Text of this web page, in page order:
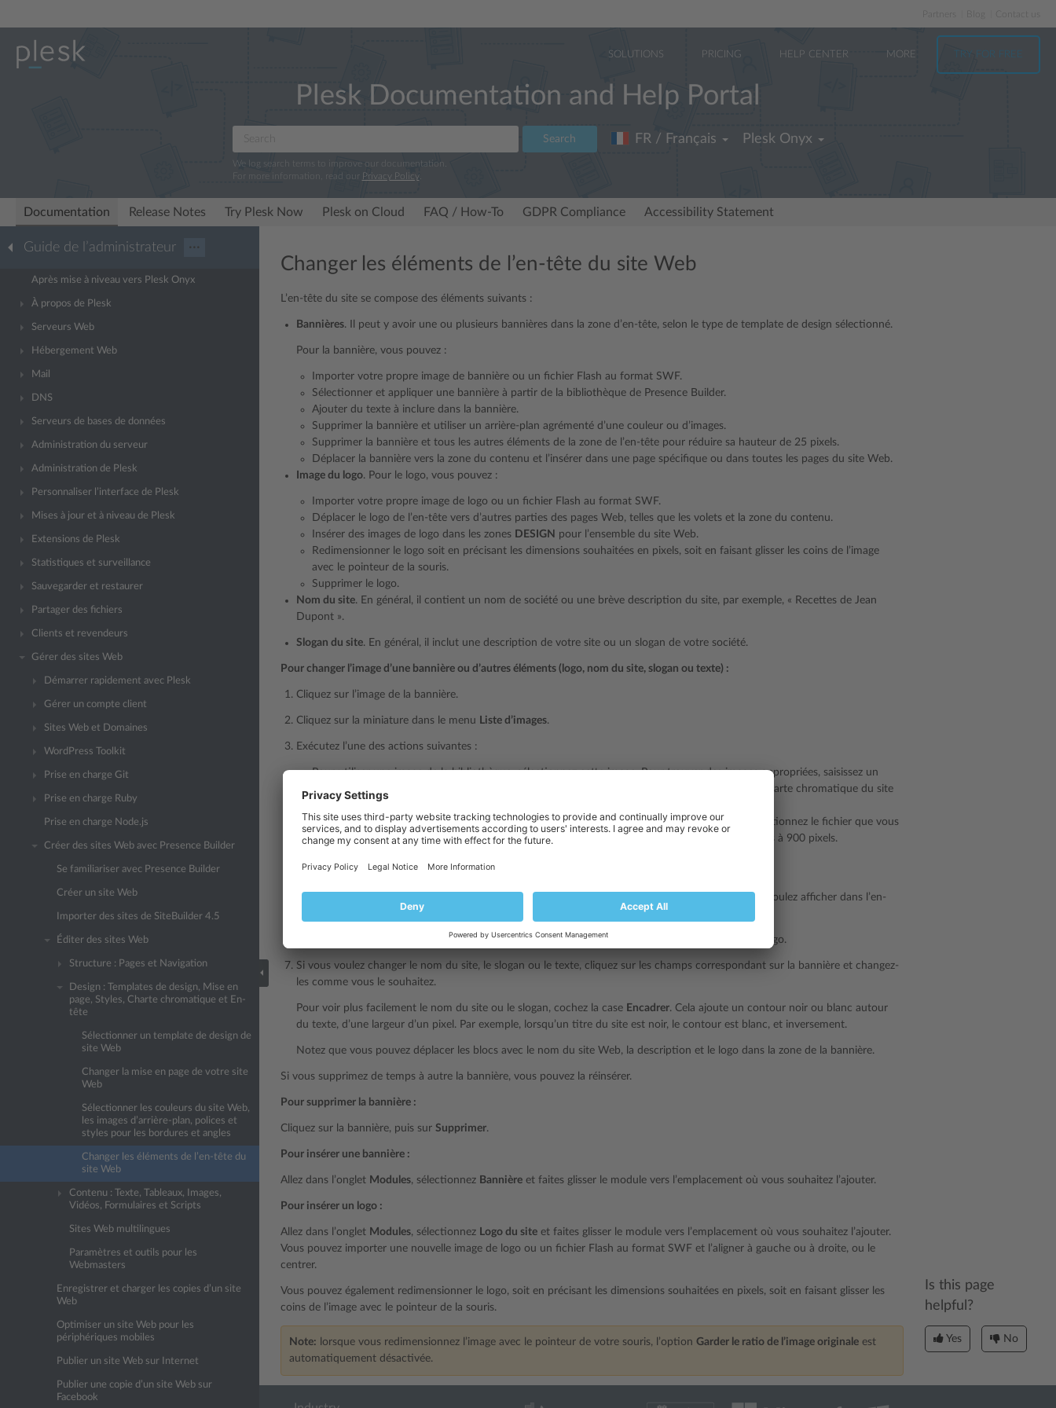
Partners
SOLUTIONS PRICING HELP CENTER MORE TRY FOR FREE
Plesk Documentation and Help Portal
Search
We log search terms to improve our documentation.
For more information, read our Privacy Policy.
FR / Français Plesk Onyx
Documentation Release Notes Try Plesk Now Plesk on Cloud FAQ / How-To GDPR Compliance Accessibility Statement
Guide de l’administrateur ···
Après mise à niveau vers Plesk Onyx
À propos de Plesk
Serveurs Web
Hébergement Web
Mail
DNS
Serveurs de bases de données
Administration du serveur
Administration de Plesk
Personnaliser l’interface de Plesk
Mises à jour et à niveau de Plesk
Extensions de Plesk
Statistiques et surveillance
Sauvegarder et restaurer
Partager des fichiers
Clients et revendeurs
Gérer des sites Web
Démarrer rapidement avec Plesk
Gérer un compte client
Sites Web et Domaines
WordPress Toolkit
Prise en charge Git
Prise en charge Ruby
Prise en charge Node.js
Créer des sites Web avec Presence Builder
Se familiariser avec Presence Builder
Créer un site Web
Importer des sites de SiteBuilder 4.5
Éditer des sites Web
Structure : Pages et Navigation
Design : Templates de design, Mise en
page, Styles, Charte chromatique et En-
tête
Sélectionner un template de design de
site Web
Changer la mise en page de votre site
Web
Sélectionner les couleurs du site Web,
les images d’arrière-plan, polices et
styles pour les bordures et angles
Changer les éléments de l’en-tête du
site Web
Contenu : Texte, Tableaux, Images,
Vidéos, Formulaires et Scripts
Sites Web multilingues
Paramètres et outils pour les
Webmasters
Enregistrer et charger les copies d’un site
Web
Optimiser un site Web pour les
périphériques mobiles
Publier un site Web sur Internet
Publier une copie d’un site Web sur
Facebook
Changer les éléments de l’en-tête du site Web
L’en-tête du site se compose des éléments suivants :
Bannières. Il peut y avoir une ou plusieurs bannières dans la zone d’en-tête, selon le type de template de design sélectionné.
Pour la bannière, vous pouvez :
Importer votre propre image de bannière ou un fichier Flash au format SWF.
Sélectionner et appliquer une bannière à partir de la bibliothèque de Presence Builder.
Ajouter du texte à inclure dans la bannière.
Supprimer la bannière et utiliser un arrière-plan agrémenté d’une couleur ou d’images.
Supprimer la bannière et tous les autres éléments de la zone de l’en-tête pour réduire sa hauteur de 25 pixels.
Déplacer la bannière vers la zone du contenu et l’insérer dans une page spécifique ou dans toutes les pages du site Web.
Image du logo. Pour le logo, vous pouvez :
Importer votre propre image de logo ou un fichier Flash au format SWF.
Déplacer le logo de l’en-tête vers d’autres parties des pages Web, telles que les volets et la zone du contenu.
Insérer des images de logo dans les zones DESIGN pour l’ensemble du site Web.
Redimensionner le logo soit en précisant les dimensions souhaitées en pixels, soit en faisant glisser les coins de l’image
avec le pointeur de la souris.
Supprimer le logo.
Nom du site. En général, il contient un nom de société ou une brève description du site, par exemple, « Recettes de Jean
Dupont ».
Slogan du site. En général, il inclut une description de votre site ou un slogan de votre société.
Pour changer l’image d’une bannière ou d’autres éléments (logo, nom du site, slogan ou texte) :
Cliquez sur l’image de la bannière.
Cliquez sur la miniature dans le menu Liste d’images.
Exécutez l’une des actions suivantes :
Pour utiliser une image de la bibliothèque, sélectionnez cette image. Pour trouver des images appropriées, saisissez un
mot-clé dans le champ de recherche. Pour masquer les images qui ne correspondent pas à la charte chromatique du site
Pour utiliser votre propre image ou un fichier flash au format SWF, cliquez surEnvoyer
et sélectionnez le fichier que vous
voulez utiliser. Les images doivent être aux formats GIF, JPEG et PNG ; de préférence inférieures à 900 pixels.
Si vous voulez redimensionner une bannière, faites glisser l’icône
Sous
, cochez les cases correspondant aux éléments que vous voulez afficher dans l’en-
Si vous voulez supprimer une image de logo ou envoyer votre propre logo, cliquez sur l’image du logo.
Si vous voulez changer le nom du site, le slogan ou le texte, cliquez sur les champs correspondant sur la bannière et changez-
les comme vous le souhaitez.
Pour voir plus facilement le nom du site ou le slogan, cochez la case Encadrer. Cela ajoute un contour noir ou blanc autour
du texte, d’une largeur d’un pixel. Par exemple, lorsqu’un titre du site est noir, le contour est blanc, et inversement.
Notez que vous pouvez déplacer les blocs avec le nom du site Web, la description et le logo dans la zone de la bannière.
Si vous supprimez de temps à autre la bannière, vous pouvez la réinsérer.
Pour supprimer la bannière :
Cliquez sur la bannière, puis sur Supprimer.
Pour insérer une bannière :
Allez dans l’onglet Modules, sélectionnez Bannière et faites glisser le module vers l’emplacement où vous souhaitez l’ajouter.
Pour insérer un logo :
Allez dans l’onglet Modules, sélectionnez Logo du site et faites glisser le module vers l’emplacement où vous souhaitez l’ajouter.
Vous pouvez importer une nouvelle image de logo ou un fichier Flash au format SWF et l’aligner à gauche ou à droite, ou le
centrer.
Vous pouvez également redimensionner le logo, soit en précisant les dimensions souhaitées en pixels, soit en faisant glisser les
coins de l’image avec le pointeur de la souris.
Note: lorsque vous redimensionnez l’image avec le pointeur de votre souris, l’option Garder le ratio de l’image originale est
automatiquement désactivée.
Is this page
helpful?
Yes No